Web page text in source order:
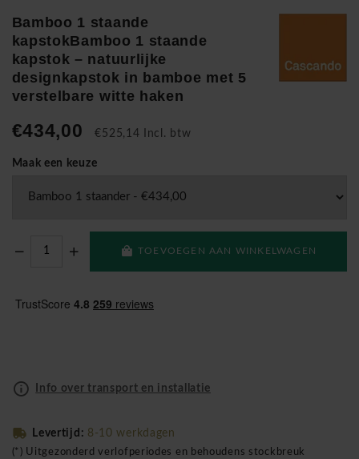
Bamboo 1 staande
kapstokBamboo 1 staande
kapstok – natuurlijke
designkapstok in bamboe met 5
verstelbare witte haken
€434,00 €525,14 Incl. btw
Maak een keuze
TOEVOEGEN AAN WINKELWAGEN
Info over transport en installatie
Levertijd: 8-10 werkdagen
(*) Uitgezonderd verlofperiodes en behoudens stockbreuk